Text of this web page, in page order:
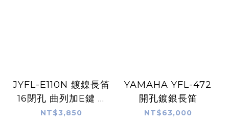
JYFL-E110N 鍍鎳長笛
16閉孔 曲列加E鍵 C
調長笛 初學通用
NT$3,850
YAMAHA YFL-472
開孔鍍銀長笛
NT$63,000